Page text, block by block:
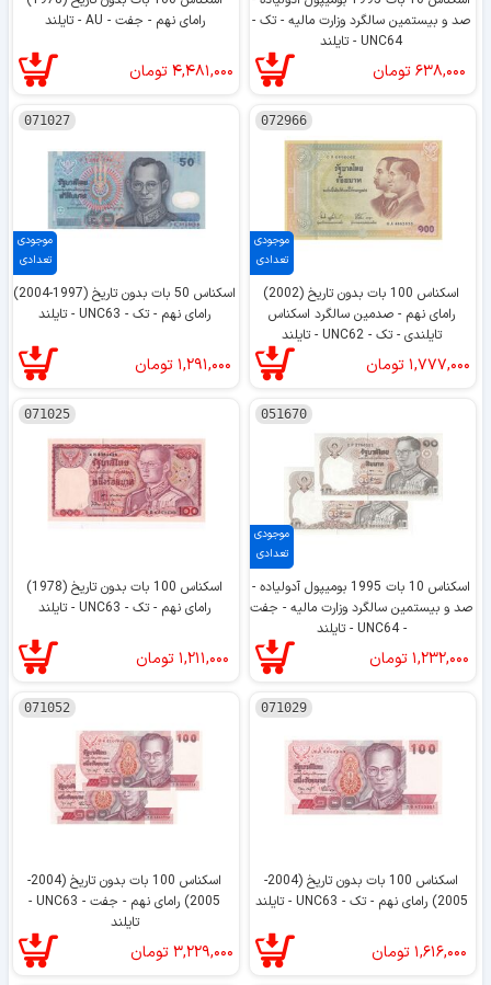
صد و بیستمین سالگرد وزارت مالیه - تک -
UNC64 - تایلند
۶۳۸,۰۰۰تومان
رامای نهم - جفت - AU - تایلند
۴,۴۸۱,۰۰۰تومان
موجودی
تعدادی
072966
اسکناس 100 بات بدون تاریخ (2002)
رامای نهم - صدمین سالگرد اسکناس
تایلندی - تک - UNC62 - تایلند
۱,۷۷۷,۰۰۰تومان
موجودی
تعدادی
071027
اسکناس 50 بات بدون تاریخ (1997-2004)
رامای نهم - تک - UNC63 - تایلند
۱,۲۹۱,۰۰۰ تومان
موجودی
تعدادی
051670
اسکناس 10 بات 1995 بومیپول آدولیاده -
صد و بیستمین سالگرد وزارت مالیه - جفت
- UNC64 - تایلند
۱,۲۳۲,۰۰۰تومان
071025
اسکناس 100 بات بدون تاریخ (1978)
رامای نهم - تک - UNC63 - تایلند
۱,۲۱۱,۰۰۰تومان
071029
اسکناس 100 بات بدون تاریخ (2004-
2005) رامای نهم - تک - UNC63 - تایلند
۱,۶۱۶,۰۰۰تومان
071052
اسکناس 100 بات بدون تاریخ (2004-
2005) رامای نهم - جفت - UNC63 -
تایلند
۳,۲۲۹,۰۰۰تومان